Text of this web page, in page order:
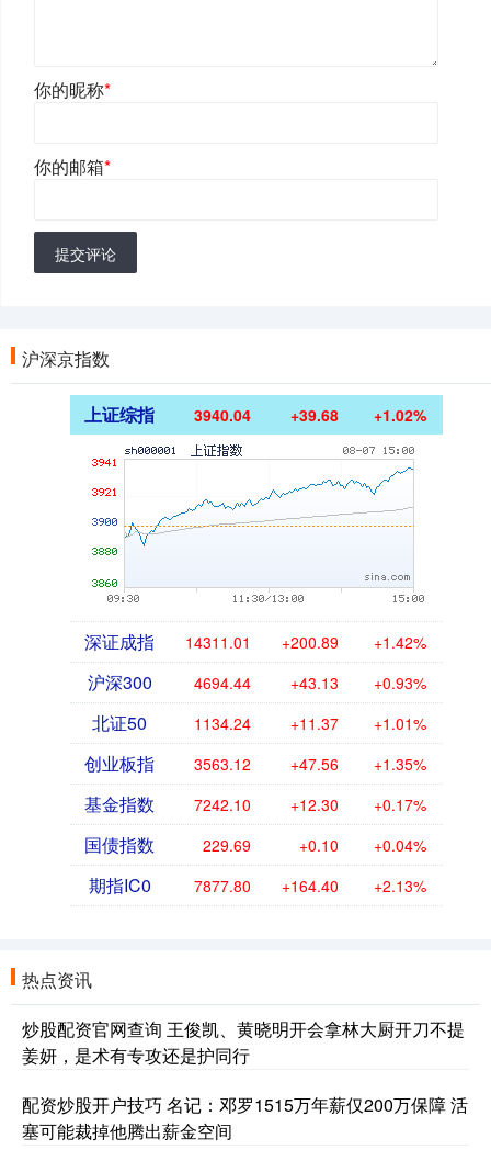
你的昵称*
你的邮箱*
提交评论
沪深京指数
上证综指 3940.04 +39.68 +1.02%
深证成指 14311.01 +200.89 +1.42%
沪深300 4694.44 +43.13 +0.93%
北证50 1134.24 +11.37 +1.01%
创业板指 3563.12 +47.56 +1.35%
基金指数 7242.10 +12.30 +0.17%
国债指数 229.69 +0.10 +0.04%
期指IC0 7877.80 +164.40 +2.13%
热点资讯
炒股配资官网查询 王俊凯、黄晓明开会拿林大厨开刀不提
姜妍，是术有专攻还是护同行
配资炒股开户技巧 名记：邓罗1515万年薪仅200万保障 活
塞可能裁掉他腾出薪金空间